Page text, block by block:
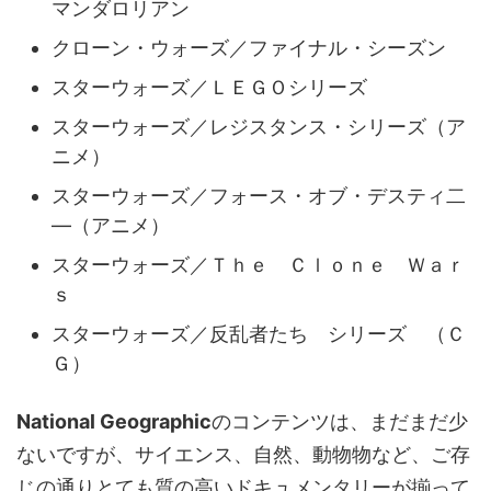
マンダロリアン
クローン・ウォーズ／ファイナル・シーズン
スターウォーズ／ＬＥＧＯシリーズ
スターウォーズ／レジスタンス・シリーズ（ア
ニメ）
スターウォーズ／フォース・オブ・デスティ二
―（アニメ）
スターウォーズ／Ｔｈｅ Ｃｌｏｎｅ Ｗａｒ
ｓ
スターウォーズ／反乱者たち シリーズ （Ｃ
Ｇ）
National Geographicのコンテンツは、まだまだ少
ないですが、サイエンス、自然、動物物など、ご存